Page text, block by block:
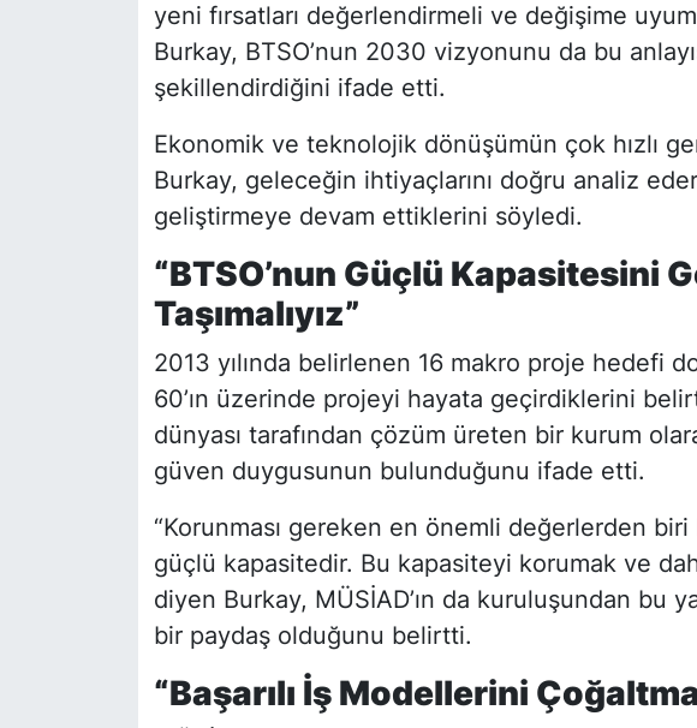
yeni fırsatları değerlendirmeli ve değişime uyum
Burkay, BTSO’nun 2030 vizyonunu da bu
şekillendirdiğini ifade etti.
Ekonomik ve teknolojik dönüşümün çok hızlı
Burkay, geleceğin ihtiyaçlarını doğru analiz
geliştirmeye devam ettiklerini söyledi.
“BTSO’nun Güçlü Kapasitesini
Taşımalıyız”
2013 yılında belirlenen 16 makro proje hedefi
60’ın üzerinde projeyi hayata geçirdiklerini
dünyası tarafından çözüm üreten bir kurum
güven duygusunun bulunduğunu ifade etti.
“Korunması gereken en önemli değerlerden biri
güçlü kapasitedir. Bu kapasiteyi korumak ve
diyen Burkay, MÜSİAD’ın da kuruluşundan bu
bir paydaş olduğunu belirtti.
“Başarılı İş Modellerini